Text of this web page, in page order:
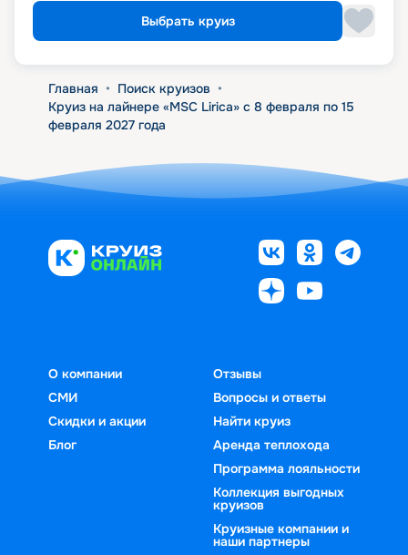
Выбрать круиз
Главная • Поиск круизов •
Круиз на лайнере «MSC Lirica» с 8 февраля по 15
февраля 2027 года
О компании
СМИ
Скидки и акции
Блог
Отзывы
Вопросы и ответы
Найти круиз
Аренда теплохода
Программа лояльности
Коллекция выгодных
круизов
Круизные компании и
наши партнеры